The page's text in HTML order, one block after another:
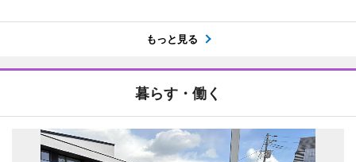
もっと見る
暮らす・働く